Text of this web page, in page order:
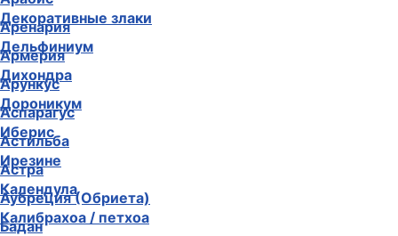
Аренария
Армерия
Арункус
Аспарагус
Астильба
Астра
Аубреция (Обриета)
Бадан
Декоративные злаки
Дельфиниум
Дихондра
Дороникум
Иберис
Ирезине
Календула
Калибрахоа / петхоа